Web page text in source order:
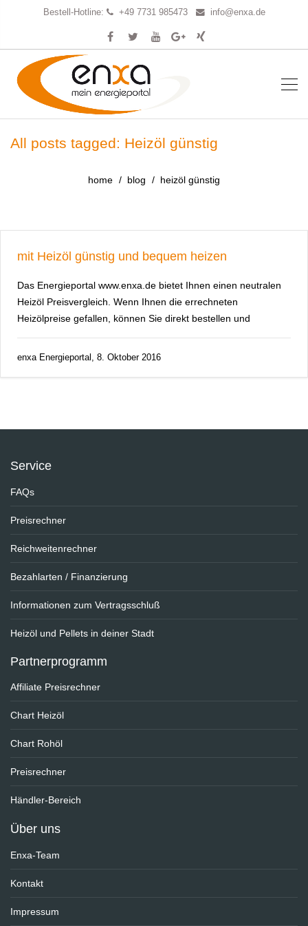
Bestell-Hotline: +49 7731 985473 info@enxa.de
All posts tagged: Heizöl günstig
home blog heizöl günstig
mit Heizöl günstig und bequem heizen
Das Energieportal www.enxa.de bietet Ihnen einen neutralen
Heizöl Preisvergleich. Wenn Ihnen die errechneten
Heizölpreise gefallen, können Sie direkt bestellen und
enxa Energieportal, 8. Oktober 2016
Service
FAQs
Preisrechner
Reichweitenrechner
Bezahlarten / Finanzierung
Informationen zum Vertragsschluß
Heizöl und Pellets in deiner Stadt
Partnerprogramm
Affiliate Preisrechner
Chart Heizöl
Chart Rohöl
Preisrechner
Händler-Bereich
Über uns
Enxa-Team
Kontakt
Impressum